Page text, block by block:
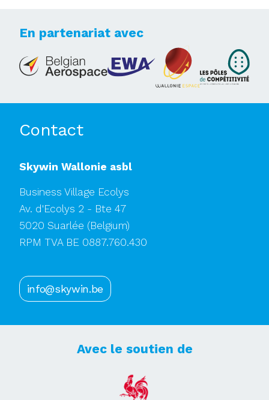
En partenariat avec
Contact
Skywin Wallonie asbl
Business Village Ecolys
Av. d'Ecolys 2 - Bte 47
5020 Suarlée (Belgium)
RPM TVA BE 0887.760.430
info@skywin.be
Avec le soutien de